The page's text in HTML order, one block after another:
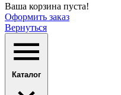
Ваша корзина пуста!
Оформить заказ
Вернуться
Каталог